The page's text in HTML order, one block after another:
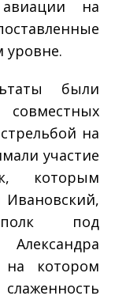
на
были
на
участие
которым
Ивановский,
под
котором